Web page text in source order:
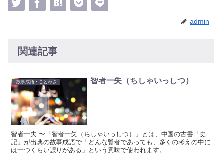
admin
関連記事
故事成語・ことわざ 智者一失（ちしゃいっしつ）
智者一失 〜「智者一失（ちしゃいっしつ）」とは、中国の古書「史
記」が出典の故事成語で「どんな賢者であっても、多くの考えの中に
は一つくらい誤りがある」という意味で使われます。